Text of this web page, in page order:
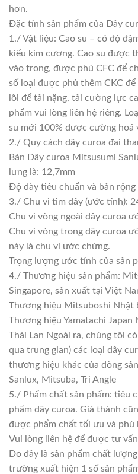
hơn.
Đặc tính sản phẩm của Dây
1./ Vật liệu: Cao su – có độ
kiểu kim cương. Cao su được
vào trong, được phủ CFC để
số loại được phủ thêm CKC
lõi để tải nặng, tải cường lực
phẩm vui lòng liên hệ riêng.
su mới 100% được cường hoá
2./ Quy cách dây curoa đai
Bản Dây curoa Mitsusumi
lưng là: 12,7mm
Độ dày tiêu chuẩn và bản
3./ Chu vi tim dây (ước tính):
Chu vi vòng ngoài dây curoa
Chu vi vòng trong dây curoa
này là chu vi ước chừng.
Trọng lượng ước tính của sản
4./ Thương hiệu sản phẩm:
Singapore, sản xuất tại Việt
Thương hiệu Mitsuboshi Nhật
Thương hiệu Yamatachi Japan
Thái Lan Ngoài ra, chúng tôi
qua trung gian) các loại dây
thương hiệu khác của dòng
Sanlux, Mitsuba, Tri Angle
5./ Phẩm chất sản phẩm: tiêu
phẩm dây curoa. Giá thành
được phẩm chất tối ưu và
Vui lòng liên hệ để được tư
Do đây là sản phẩm chất
trường xuất hiện 1 số sản